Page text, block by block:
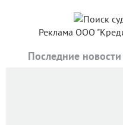
Реклама ООО
Последние новости